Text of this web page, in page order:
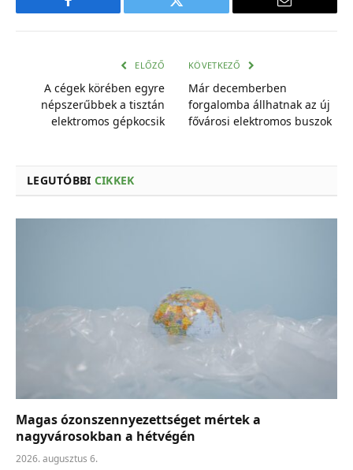
Facebook Twitter
E-
ELŐZŐ
A cégek körében egyre
népszerűbbek a tisztán
elektromos gépkocsik
KÖVETKEZŐ
Már decemberben
forgalomba állhatnak az új
fővárosi elektromos buszok
LEGUTÓBBI CIKKEK
Magas ózonszennyezettséget mértek a
nagyvárosokban a hétvégén
2026. augusztus 6.